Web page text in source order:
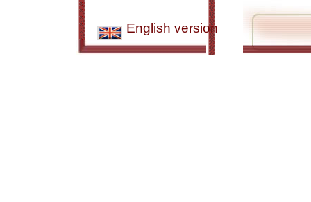
English version